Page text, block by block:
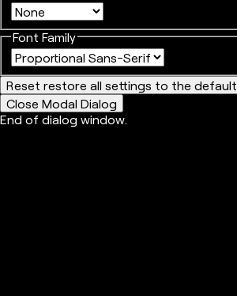
Font Family
Reset restore all settings to the default
Close Modal Dialog
End of dialog window.